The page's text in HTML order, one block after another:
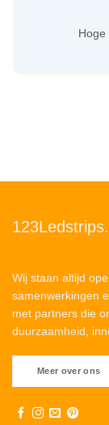
Hoge
Wij staan altijd
samenwerkingen
met partners die
duurzaamheid,
Meer over ons